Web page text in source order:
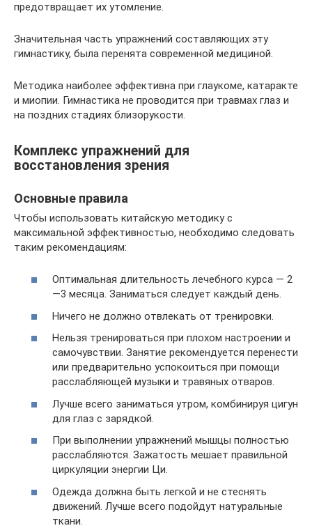
предотвращает их утомление.
Значительная часть упражнений составляющих эту
гимнастику, была перенята современной медициной.
Методика наиболее эффективна при глаукоме, катаракте
и миопии. Гимнастика не проводится при травмах глаз и
на поздних стадиях близорукости.
Комплекс упражнений для
восстановления зрения
Основные правила
Чтобы использовать китайскую методику с
максимальной эффективностью, необходимо следовать
таким рекомендациям:
Оптимальная длительность лечебного курса — 2
—3 месяца. Заниматься следует каждый день.
Ничего не должно отвлекать от тренировки.
Нельзя тренироваться при плохом настроении и
самочувствии. Занятие рекомендуется перенести
или предварительно успокоиться при помощи
расслабляющей музыки и травяных отваров.
Лучше всего заниматься утром, комбинируя цигун
для глаз с зарядкой.
При выполнении упражнений мышцы полностью
расслабляются. Зажатость мешает правильной
циркуляции энергии Ци.
Одежда должна быть легкой и не стеснять
движений. Лучше всего подойдут натуральные
ткани.